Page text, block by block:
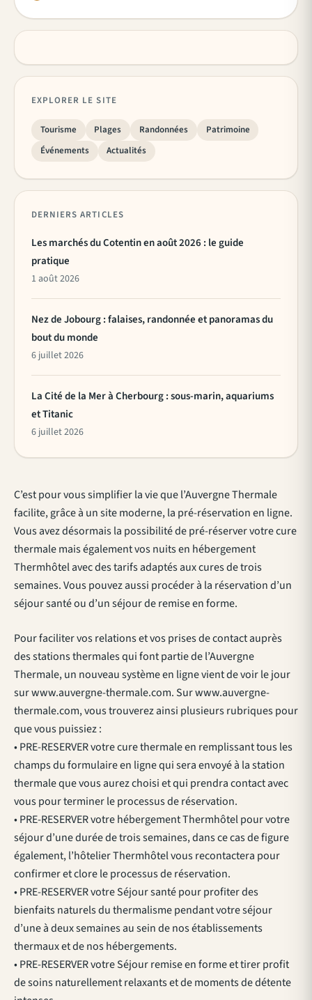
C’est pour vous simplifier la vie que l’Auvergne Thermale
facilite, grâce à un site moderne, la pré-réservation en ligne.
Vous avez désormais la possibilité de pré-réserver votre cure
thermale mais également vos nuits en hébergement
Thermhôtel avec des tarifs adaptés aux cures de trois
semaines. Vous pouvez aussi procéder à la réservation d’un
séjour santé ou d’un séjour de remise en forme.
Pour faciliter vos relations et vos prises de contact auprès
des stations thermales qui font partie de l’Auvergne
Thermale, un nouveau système en ligne vient de voir le jour
sur www.auvergne-thermale.com. Sur www.auvergne-
thermale.com, vous trouverez ainsi plusieurs rubriques pour
que vous puissiez :
• PRE-RESERVER votre cure thermale en remplissant tous les
champs du formulaire en ligne qui sera envoyé à la station
thermale que vous aurez choisi et qui prendra contact avec
vous pour terminer le processus de réservation.
• PRE-RESERVER votre hébergement Thermhôtel pour votre
séjour d’une durée de trois semaines, dans ce cas de figure
également, l’hôtelier Thermhôtel vous recontactera pour
confirmer et clore le processus de réservation.
• PRE-RESERVER votre Séjour santé pour profiter des
bienfaits naturels du thermalisme pendant votre séjour
d’une à deux semaines au sein de nos établissements
thermaux et de nos hébergements.
• PRE-RESERVER votre Séjour remise en forme et tirer profit
de soins naturellement relaxants et de moments de détente
EXPLORER LE SITE
Tourisme Plages Randonnées
Patrimoine
Événements
Actualités
DERNIERS ARTICLES
Les marchés du Cotentin en août 2026 : le guide
pratique
1 août 2026
Nez de Jobourg : falaises, randonnée et panoramas du
bout du monde
6 juillet 2026
La Cité de la Mer à Cherbourg : sous-marin, aquariums
et Titanic
6 juillet 2026